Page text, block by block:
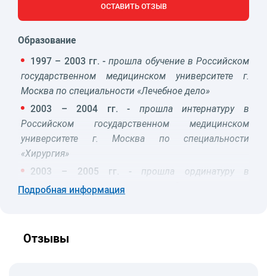
ОСТАВИТЬ ОТЗЫВ
Образование
1997 – 2003 гг. -прошла обучение в Российском
государственном медицинском университете г.
Москва по специальности «Лечебное дело»
2003 – 2004 гг. - прошла интернатуру в
Российском государственном медицинском
университете г. Москва по специальности
«Хирургия»
2003 – 2005 гг. - прошла ординатуру в
Российском университете дружбы народов, г.
И.М.Сеченова, г. Москва по специальности
Подробная информация
Отзывы